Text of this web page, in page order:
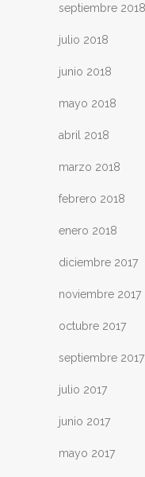
septiembre 2018
julio 2018
junio 2018
mayo 2018
abril 2018
marzo 2018
febrero 2018
enero 2018
diciembre 2017
noviembre 2017
octubre 2017
septiembre 2017
julio 2017
junio 2017
mayo 2017